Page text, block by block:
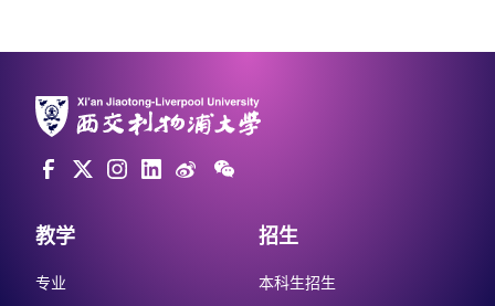
教学
专业
招生
本科生招生